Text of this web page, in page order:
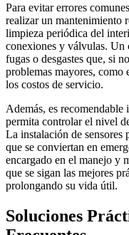
Para evitar errores
realizar un mantenimiento
limpieza periódica del
conexiones y válvulas. Un
fugas o desgastes que, si
problemas mayores, como
los costos de servicio.
Además, es
permita controlar el nivel
La instalación de sensores
que se conviertan en
encargado en el manejo y
que se sigan las mejores
prolongando su vida útil.
Soluciones